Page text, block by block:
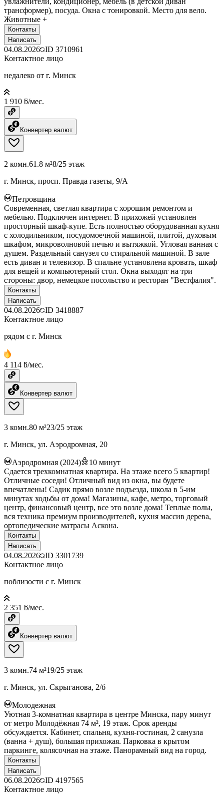
трансформер), посуда. Окна с тонировкой. Место для вело.
Животные +
Контакты
Написать
04.08.2026 ID 3710961
Контактное лицо
недалеко от г. Минск
1 910 ƃ/мес.
Конвертер валют
2 комн.61.8 м²8/25 этаж
г. Минск, просп. Правда газеты, 9/А
Петровщина
Современная, светлая квартира с хорошим ремонтом и
мебелью. Подключен интернет. В прихожей установлен
просторный шкаф-купе. Есть полностью оборудованная кухня
с холодильником, посудомоечной машиной, плитой, духовым
шкафом, микроволновой печью и вытяжкой. Угловая ванная с
душем. Раздельный санузел со стиральной машиной. В зале
есть диван и телевизор. В спальне установлена кровать, шкаф
для вещей и компьютерный стол. Окна выходят на три
стороны: двор, немецкое посольство и ресторан "Вестфалия".
Контакты
Написать
04.08.2026 ID 3418887
Контактное лицо
рядом с г. Минск
4 114 ƃ/мес.
Конвертер валют
3 комн.80 м²23/25 этаж
г. Минск, ул. Аэродромная, 20
Аэродромная (2024) 10 минут
Сдается трехкомнатная квартира. На этаже всего 5 квартир!
Отличные соседи! Отличный вид из окна, вы будете
впечатлены! Садик прямо возле подъезда, школа в 5-им
минутах ходьбы от дома! Магазины, кафе, метро, торговый
центр, финансовый центр, все это возле дома! Теплые полы,
вся техника премиум производителей, кухня массив дерева,
ортопедические матрасы Аскона.
Контакты
Написать
04.08.2026 ID 3301739
Контактное лицо
поблизости с г. Минск
2 351 ƃ/мес.
Конвертер валют
3 комн.74 м²19/25 этаж
г. Минск, ул. Скрыганова, 2/б
Молодежная
Уютная 3-комнатная квартира в центре Минска, пару минут
от метро Молодёжная 74 м², 19 этаж. Срок аренды
обсуждается. Кабинет, спальня, кухня-гостиная, 2 санузла
(ванна + душ), большая прихожая. Парковка в крытом
паркинге, колясочная на этаже. Панорамный вид на город.
Контакты
Написать
06.08.2026 ID 4197565
Контактное лицо